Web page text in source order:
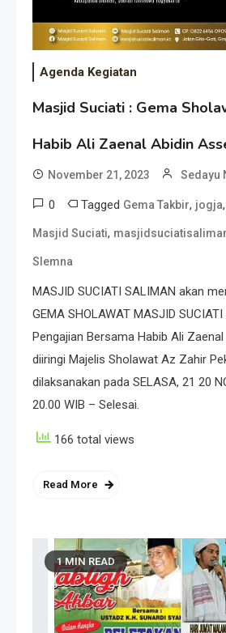
Agenda Kegiatan
Masjid Suciati : Gema
Habib Ali Zaenal Abidin
November 21, 2023 Sedayu
0 Tagged Gema Takbir, jogja,
Masjid Suciati,
Slemna
MASJID SUCIATI SALIMAN akan
GEMA SHOLAWAT MASJID
Pengajian Bersama Habib Ali
diiringi Majelis Sholawat Az Zahir
dilaksanakan pada SELASA, 21 20
20.00 WIB – Selesai.
166 total views
Read More
1 MIN READ